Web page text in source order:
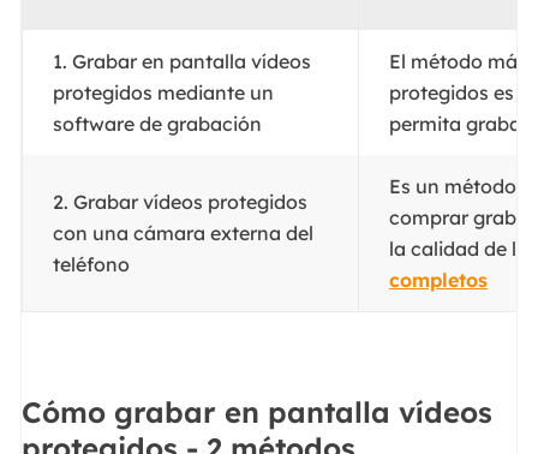
1. Grabar en pantalla vídeos
protegidos mediante un
software de grabación
El método más
protegidos es
permita
2. Grabar vídeos protegidos
con una cámara externa del
teléfono
Es un método
comprar
la calidad de
completos
Cómo grabar en pantalla vídeos